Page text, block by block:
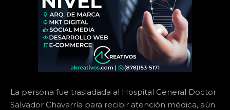
La persona fue trasladada al Hospital General Doctor
Salvador Chavarría para recibir atención médica, aún